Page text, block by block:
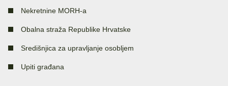
Nekretnine MORH-a
Obalna straža Republike Hrvatske
Središnjica za upravljanje osobljem
Upiti građana